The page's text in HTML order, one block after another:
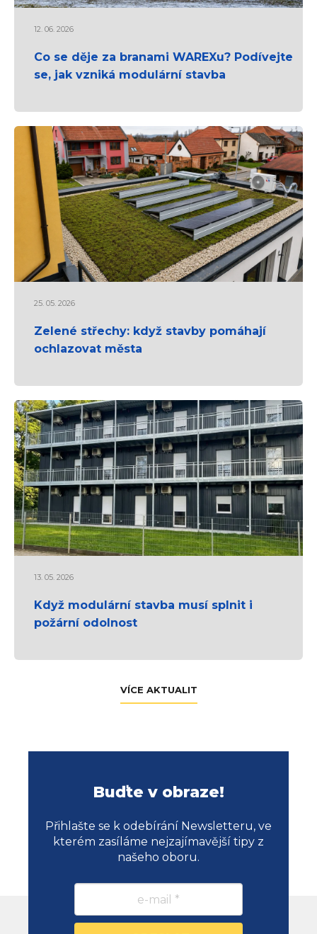
12. 06. 2026
Co se děje za branami WAREXu? Podívejte
se, jak vzniká modulární stavba
25. 05. 2026
Zelené střechy: když stavby pomáhají
ochlazovat města
13. 05. 2026
Když modulární stavba musí splnit i
požární odolnost
VÍCE AKTUALIT
Buďte v obraze!
Přihlašte se k odebírání Newsletteru, ve
kterém zasíláme nejzajímavější tipy z
našeho oboru.